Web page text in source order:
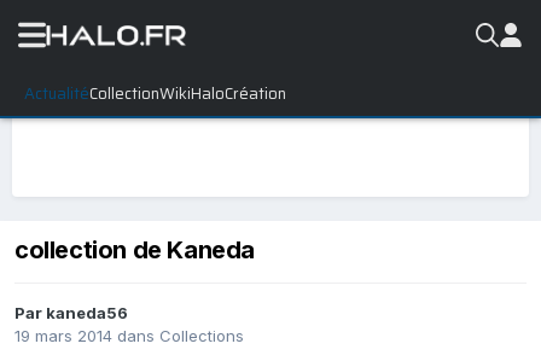
ActualitéCollectionWikiHaloCréation
collection de Kaneda
Par kaneda56
19 mars 2014 dans Collections